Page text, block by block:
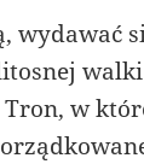
wydawać
walki
w